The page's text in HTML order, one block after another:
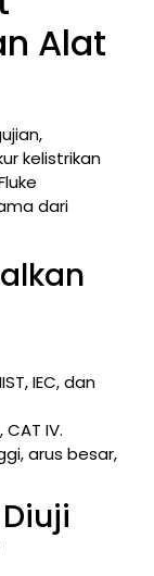
Alat
kelistrikan
dari
IEC, dan
IV.
arus besar,